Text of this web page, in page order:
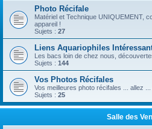
Photo Récifale
Matériel et Technique UNIQUEMENT,
appareil !
Sujets : 27
Liens Aquariophiles
Les bacs loin de chez nous,
Sujets : 144
Vos Photos Récifales
Vos meilleures photo récifales ... allez
Sujets : 25
Salle des